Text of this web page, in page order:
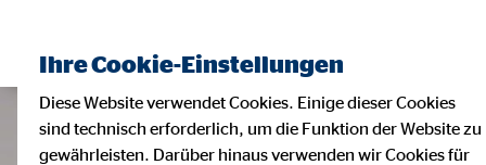
Ihre Cookie-Einstellungen
Diese Website verwendet Cookies. Einige dieser Cookies
sind technisch erforderlich, um die Funktion der Website zu
gewährleisten. Darüber hinaus verwenden wir Cookies für